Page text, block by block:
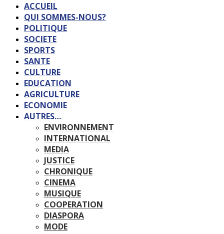
ACCUEIL
QUI SOMMES-NOUS?
POLITIQUE
SOCIETE
SPORTS
SANTE
CULTURE
EDUCATION
AGRICULTURE
ECONOMIE
AUTRES…
ENVIRONNEMENT
INTERNATIONAL
MEDIA
JUSTICE
CHRONIQUE
CINEMA
MUSIQUE
COOPERATION
DIASPORA
MODE